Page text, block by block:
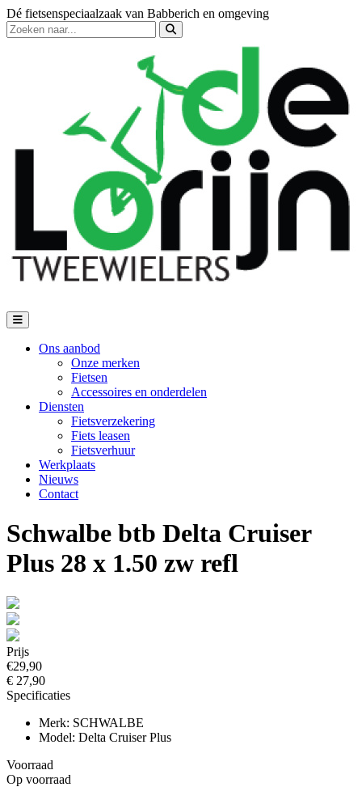
Dé fietsenspeciaalzaak van Babberich en omgeving
Ons aanbod
Onze merken
Fietsen
Accessoires en onderdelen
Diensten
Fietsverzekering
Fiets leasen
Fietsverhuur
Werkplaats
Nieuws
Contact
Schwalbe btb Delta Cruiser
Plus 28 x 1.50 zw refl
Prijs
€29,90
€ 27,90
Specificaties
Merk: SCHWALBE
Model: Delta Cruiser Plus
Voorraad
Op voorraad